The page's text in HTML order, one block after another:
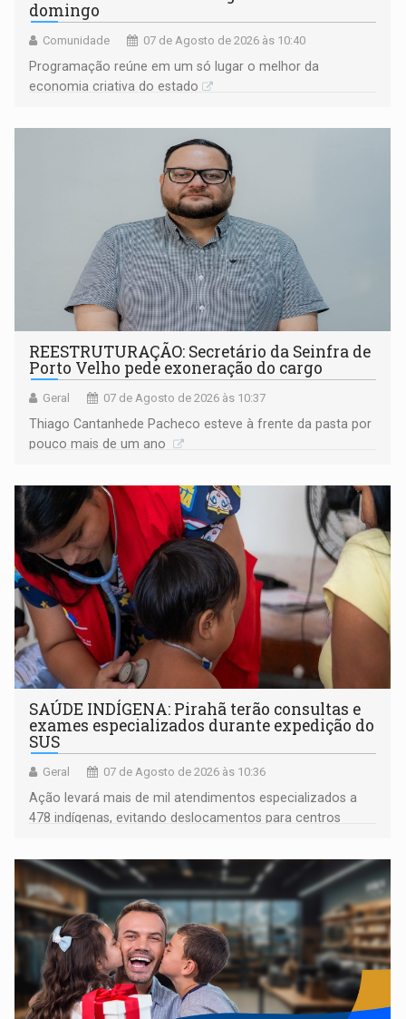
domingo
Comunidade 07 de Agosto de 2026 às 10:40
Programação reúne em um só lugar o melhor da
economia criativa do estado
REESTRUTURAÇÃO: Secretário da Seinfra de
Porto Velho pede exoneração do cargo
Geral 07 de Agosto de 2026 às 10:37
Thiago Cantanhede Pacheco esteve à frente da pasta por
pouco mais de um ano
SAÚDE INDÍGENA: Pirahã terão consultas e
exames especializados durante expedição do
SUS
Geral 07 de Agosto de 2026 às 10:36
Ação levará mais de mil atendimentos especializados a
478 indígenas, evitando deslocamentos para centros